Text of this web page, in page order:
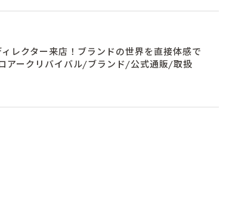
レクター来店！ブランドの世界を直接体感で
アークリバイバル/ブランド/公式通販/取扱